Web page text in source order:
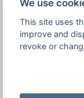
We use
This site uses
improve and
revoke or